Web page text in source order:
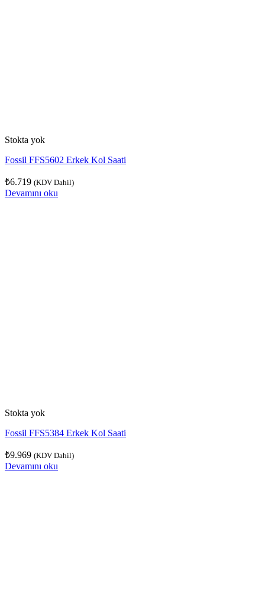
Stokta yok
Fossil FFS5602 Erkek Kol Saati
₺6.719 (KDV Dahil)
Devamını oku
Stokta yok
Fossil FFS5384 Erkek Kol Saati
₺9.969 (KDV Dahil)
Devamını oku